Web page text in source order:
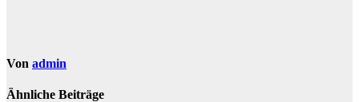
Von admin
Ähnliche Beiträge